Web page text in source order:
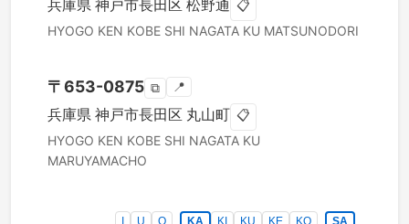
兵庫県 神戸市長田区 松野通 📋
HYOGO KEN KOBE SHI NAGATA KU MATSUNODORI
〒653-0875 ⧉ 📍
兵庫県 神戸市長田区 丸山町 📋
HYOGO KEN KOBE SHI NAGATA KU
MARUYAMACHO
U O KA KI KU KE KO SA